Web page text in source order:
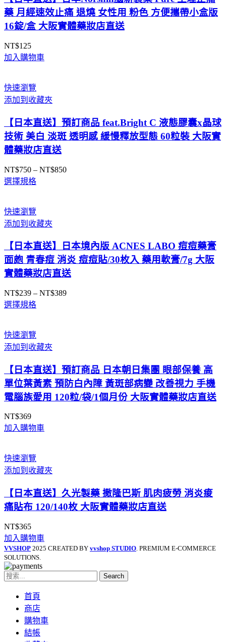
藥 月經速效止痛 退燒 女性用 粉色 方便攜帶小盒版
16錠/盒 大阪實體藥妝店直送
NT$125
加入購物車
快速瀏覽
添加到收藏夾
【日本直送】預訂商品 feat.Bright C 液態膠囊x晶球
技術 美白 淡斑 透明感 緩慢釋放型態 60粒裝 大阪實
體藥妝店直送
NT$750 – NT$850價
NT$850
選擇規格
快速瀏覽
添加到收藏夾
【日本直送】日本境內版 ACNES LABO 痘痘藥膏
面皰 青春痘 消炎 痘痘貼/30枚入 藥用軟膏/7g 大阪
實體藥妝店直送
NT$239 – NT$389價
選擇規格
快速瀏覽
添加到收藏夾
【日本直送】預訂商品 日本朝日集團 眼部保養 高
單位葉黃素 預防白內障 黃斑部病變 改善視力 手機
電腦族愛用 120粒/袋/1個月份 大阪實體藥妝店直送
NT$369
加入購物車
快速瀏覽
添加到收藏夾
【日本直送】久光製藥 撒隆巴斯 肌肉疲勞 消炎痠
痛貼布 120/140枚 大阪實體藥妝店直送
NT$365
加入購物車
VVSHOP 2025 CREATED BY vvshop STUDIO . PREMIUM E-COMMERCE
SOLUTIONS.
Search
首頁
商店
購物車
結帳